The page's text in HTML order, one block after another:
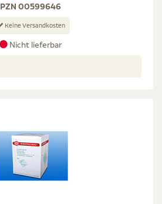
PZN 00599646
Keine Versandkosten
Nicht lieferbar